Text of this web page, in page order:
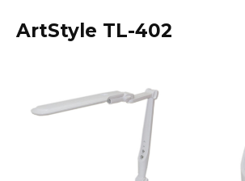
ArtStyle TL-402